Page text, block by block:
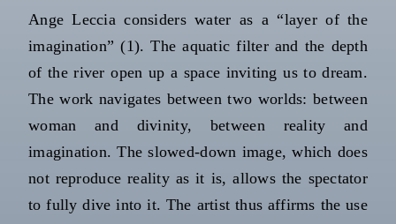
Ange Leccia considers water as a “layer of the
imagination” (1). The aquatic filter and the depth
of the river open up a space inviting us to dream.
The work navigates between two worlds: between
woman and divinity, between reality and
imagination. The slowed-down image, which does
not reproduce reality as it is, allows the spectator
to fully dive into it. The artist thus affirms the use